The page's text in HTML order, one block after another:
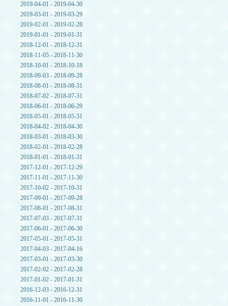
2019-04-01 - 2019-04-30
2019-03-01 - 2019-03-29
2019-02-01 - 2019-02-28
2019-01-01 - 2019-01-31
2018-12-01 - 2018-12-31
2018-11-05 - 2018-11-30
2018-10-01 - 2018-10-18
2018-09-03 - 2018-09-28
2018-08-01 - 2018-08-31
2018-07-02 - 2018-07-31
2018-06-01 - 2018-06-29
2018-05-01 - 2018-05-31
2018-04-02 - 2018-04-30
2018-03-01 - 2018-03-30
2018-02-01 - 2018-02-28
2018-01-01 - 2018-01-31
2017-12-01 - 2017-12-29
2017-11-01 - 2017-11-30
2017-10-02 - 2017-10-31
2017-09-01 - 2017-09-28
2017-08-01 - 2017-08-31
2017-07-03 - 2017-07-31
2017-06-01 - 2017-06-30
2017-05-01 - 2017-05-31
2017-04-03 - 2017-04-16
2017-03-01 - 2017-03-30
2017-02-02 - 2017-02-28
2017-01-02 - 2017-01-31
2016-12-03 - 2016-12-31
2016-11-01 - 2016-11-30